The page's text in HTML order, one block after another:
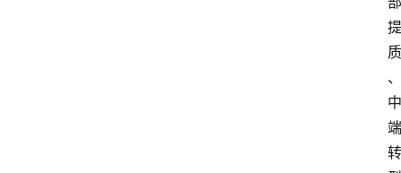
提
质
、
中
端
转